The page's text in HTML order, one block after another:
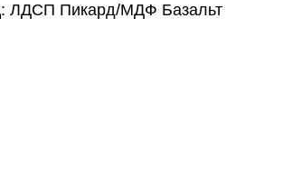
: ЛДСП Пикард/МДФ Базальт